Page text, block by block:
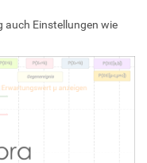
auch Einstellungen wie